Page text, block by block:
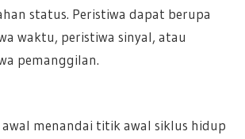
status. Peristiwa dapat berupa
waktu, peristiwa sinyal, atau
pemanggilan.
menandai titik awal siklus hidup